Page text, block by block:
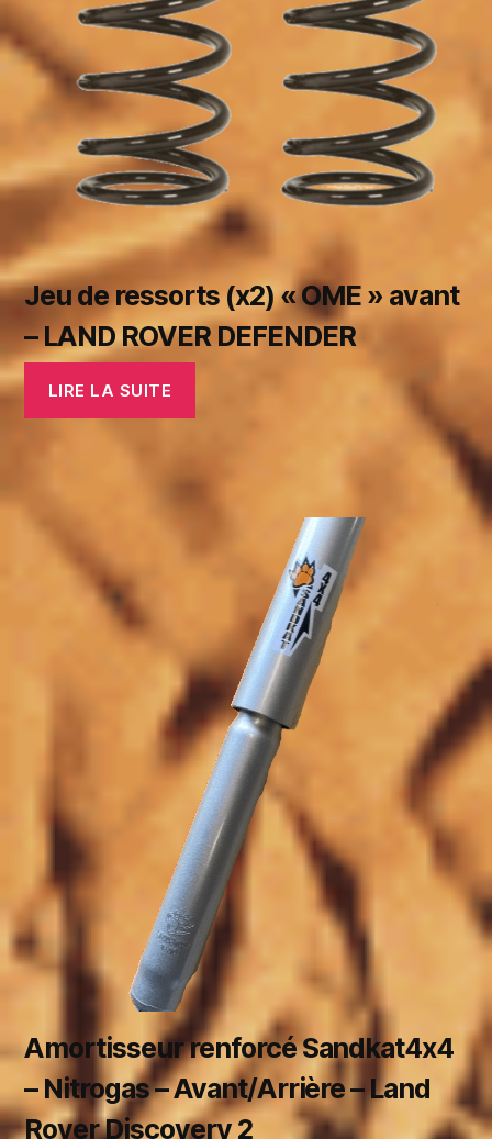
Jeu de ressorts (x2) « OME » avant
– LAND ROVER DEFENDER
LIRE LA SUITE
Amortisseur renforcé Sandkat4x4
– Nitrogas – Avant/Arrière – Land
Rover Discovery 2